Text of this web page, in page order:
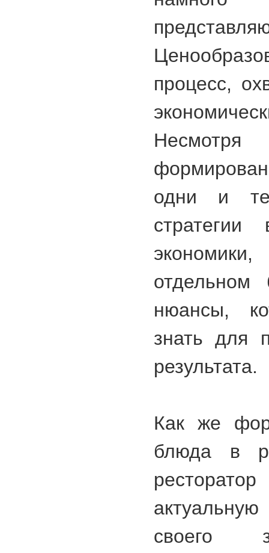
процесс,
одни и
отдельном
нюансы,
знать для
результата.
Как же
блюда в
своего